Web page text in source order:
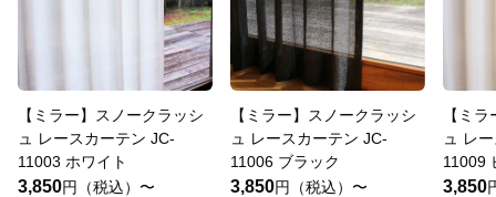
【ミラー】スノークラッシ
ュ レースカーテン JC-
11003 ホワイト
3,850円（税込）〜
【ミラー】スノークラッシ
ュ レースカーテン JC-
11006 ブラック
3,850円（税込）〜
【ミ
ュ レ
11009
3,850